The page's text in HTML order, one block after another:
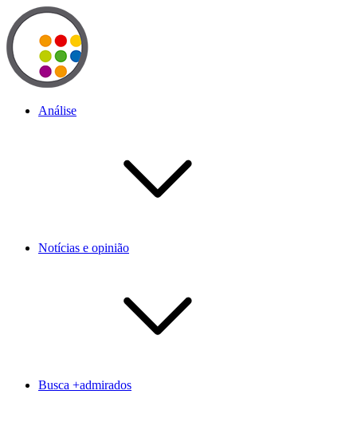
Análise
Notícias e opinião
Busca +admirados